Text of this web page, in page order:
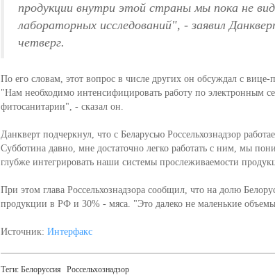
продукции внутри этой страны мы пока не
лабораторных исследований", - заявил
четверг.
По его словам, этот вопрос в числе других он обсуждал с
"Нам необходимо интенсифицировать работу по электронным
фитосанитарии", - сказал он.
Данкверт подчеркнул, что с Беларусью Россельхознадзор
Субботина давно, мне достаточно легко работать с ним, мы
глубже интегрировать наши системы прослеживаемости
При этом глава Россельхознадзора сообщил, что на долю
продукции в РФ и 30% - мяса. "Это далеко не маленькие
Источник: Интерфакс
Теги: Белоруссия Россельхознадзор